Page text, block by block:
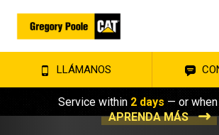
LLÁMANOS
Service within 2 days — or when
APRENDA MÁS